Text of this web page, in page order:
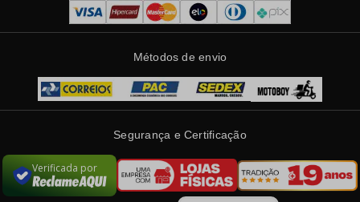
Métodos de envio
Segurança e Certificação
Verificada por